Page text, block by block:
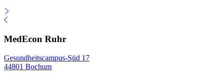
MedEcon Ruhr
Gesundheitscampus-Süd 17
44801 Bochum